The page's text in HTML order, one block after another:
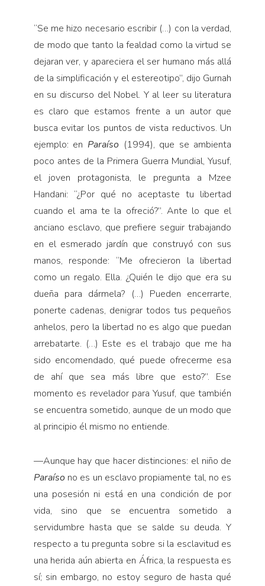
“Se me hizo necesario escribir (…) con la verdad,
de modo que tanto la fealdad como la virtud se
dejaran ver, y apareciera el ser humano más allá
de la simplificación y el estereotipo”, dijo Gurnah
en su discurso del Nobel. Y al leer su literatura
es claro que estamos frente a un autor que
busca evitar los puntos de vista reductivos. Un
ejemplo: en Paraíso (1994), que se ambienta
poco antes de la Primera Guerra Mundial, Yusuf,
el joven protagonista, le pregunta a Mzee
Handani: “¿Por qué no aceptaste tu libertad
cuando el ama te la ofreció?”. Ante lo que el
anciano esclavo, que prefiere seguir trabajando
en el esmerado jardín que construyó con sus
manos, responde: “Me ofrecieron la libertad
como un regalo. Ella. ¿Quién le dijo que era su
dueña para dármela? (…) Pueden encerrarte,
ponerte cadenas, denigrar todos tus pequeños
anhelos, pero la libertad no es algo que puedan
arrebatarte. (…) Este es el trabajo que me ha
sido encomendado, qué puede ofrecerme esa
de ahí que sea más libre que esto?”. Ese
momento es revelador para Yusuf, que también
se encuentra sometido, aunque de un modo que
al principio él mismo no entiende.
—Aunque hay que hacer distinciones: el niño de
Paraísono es un esclavo propiamente tal, no es
una posesión ni está en una condición de por
vida, sino que se encuentra sometido a
servidumbre hasta que se salde su deuda. Y
respecto a tu pregunta sobre si la esclavitud es
una herida aún abierta en África, la respuesta es
sí; sin embargo, no estoy seguro de hasta qué